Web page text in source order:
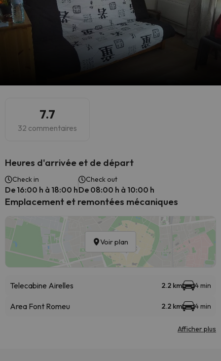
7.7
32 commentaires
Heures d'arrivée et de départ
Check in
De 16:00 h à 18:00 h
Check out
De 08:00 h à 10:00 h
Emplacement et remontées mécaniques
Voir plan
Telecabine Airelles 2.2 km 4 min
Area Font Romeu 2.2 km 4 min
Afficher plus